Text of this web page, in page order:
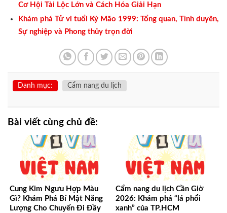
Cơ Hội Tài Lộc Lớn và Cách Hóa Giải Hạn
Khám phá Tử vi tuổi Kỷ Mão 1999: Tổng quan, Tình duyên,
Sự nghiệp và Phong thủy trọn đời
Danh mục: Cẩm nang du lịch
Bài viết cùng chủ đề:
Cung Kim Ngưu Hợp Màu
Gì? Khám Phá Bí Mật Năng
Lượng Cho Chuyến Đi Đầy
Cẩm nang du lịch Cần Giờ
2026: Khám phá “lá phổi
xanh” của TP.HCM